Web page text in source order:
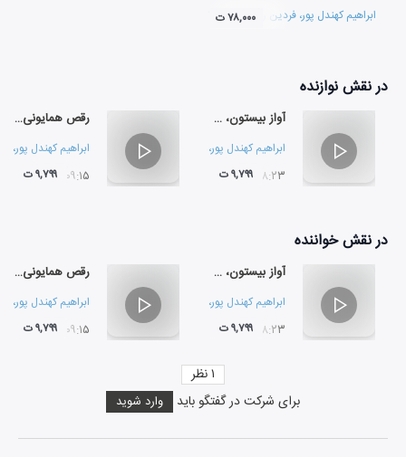
ابراهیم کهندل پور، فردین رستمیوکوارتت مینیاتور۷۸,۰۰۰ ت
در نقشنوازنده
آواز بیستون، هاینا
ابراهیم کهندل پور، فردین رستمیو کوارتت مینیاتور
۰۸:۲۳ ۹,۷۹۹ ت
رقص همایونی، آواز اله قلی خان، سحرآوازی
ابراهیم کهندل پور،
۰۹:۱۵ ۹,۷۹۹ ت
در نقشخواننده
آواز بیستون، هاینا
ابراهیم کهندل پور، فردین رستمیو کوارتت مینیاتور
۰۸:۲۳ ۹,۷۹۹ ت
رقص همایونی، آواز اله قلی خان، سحرآوازی
ابراهیم کهندل پور،
۰۹:۱۵ ۹,۷۹۹ ت
برای شرکت در گفتگو باید وارد شوید
۱نظر